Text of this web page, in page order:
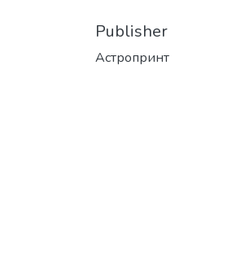
Publisher
Астропринт